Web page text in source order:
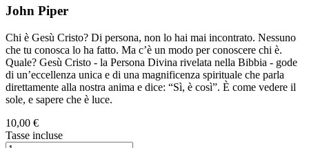
John Piper
Chi è Gesù Cristo? Di persona, non lo hai mai incontrato. Nessuno
che tu conosca lo ha fatto. Ma c’è un modo per conoscere chi è.
Quale? Gesù Cristo - la Persona Divina rivelata nella Bibbia - gode
di un’eccellenza unica e di una magnificenza spirituale che parla
direttamente alla nostra anima e dice: “Sì, è così”. È come vedere il
sole, e sapere che è luce.
10,00 €
Tasse incluse